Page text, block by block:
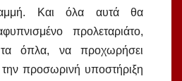
Και όλα αυτά θα
προλεταριάτο,
όπλα, να προχωρήσει
προσωρινή υποστήριξη